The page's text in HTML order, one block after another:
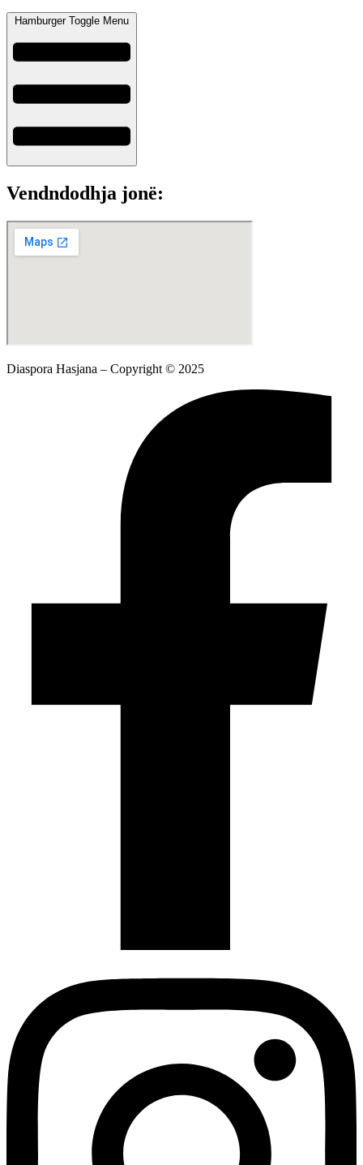
Hamburger Toggle Menu
Vendndodhja jonë:
Diaspora Hasjana – Copyright © 2025